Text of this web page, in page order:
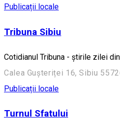
Publicații locale
Tribuna Sibiu
Cotidianul Tribuna - știrile zilei
Calea Gușteriței 16, Sibiu
Publicații locale
Turnul Sfatului